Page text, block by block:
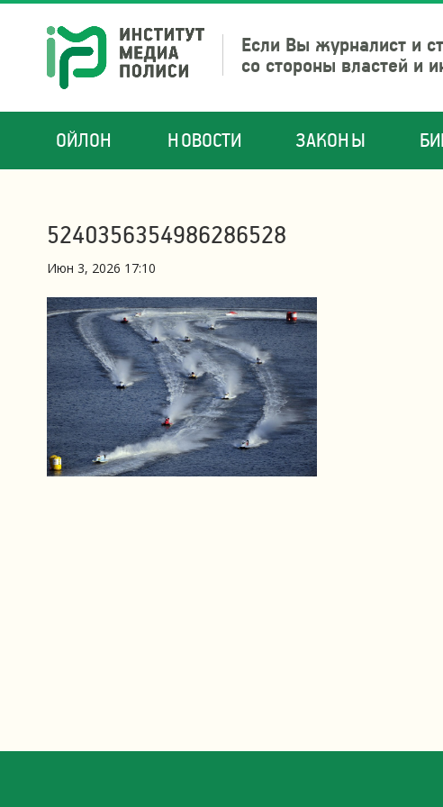
Если Вы журналист и
со стороны властей
ОЙЛОН НОВОСТИ ЗАКОНЫ
5240356354986286528
Июн 3, 2026 17:10